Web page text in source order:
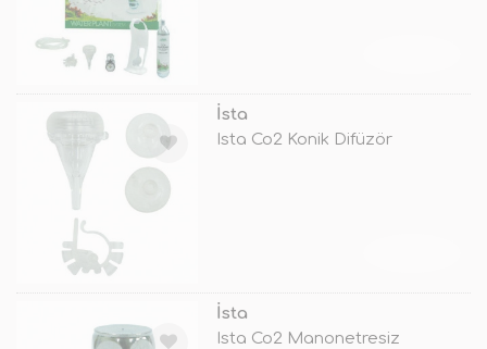
İsta
Ista Co2 Konik Difüzör
İsta
Ista Co2 Manonetresiz